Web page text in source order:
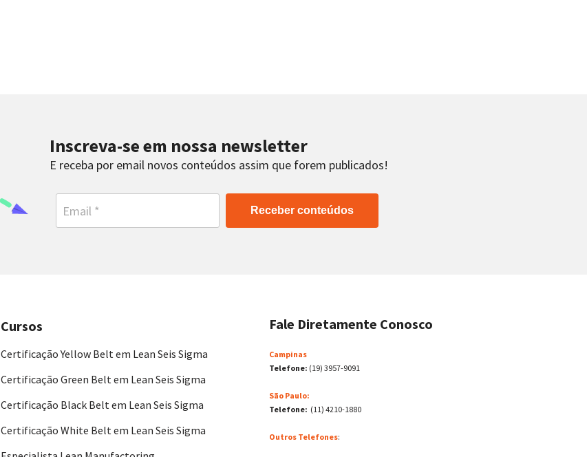
Inscreva-se em nossa newsletter
E receba por email novos conteúdos assim que forem publicados!
Receber conteúdos
Cursos
Certificação Yellow Belt em Lean Seis Sigma
Certificação Green Belt em Lean Seis Sigma
Certificação Black Belt em Lean Seis Sigma
Certificação White Belt em Lean Seis Sigma
Fale Diretamente Conosco
Campinas
Telefone: (19) 3957-9091
São Paulo:
Telefone: (11) 4210-1880
Outros Telefones: